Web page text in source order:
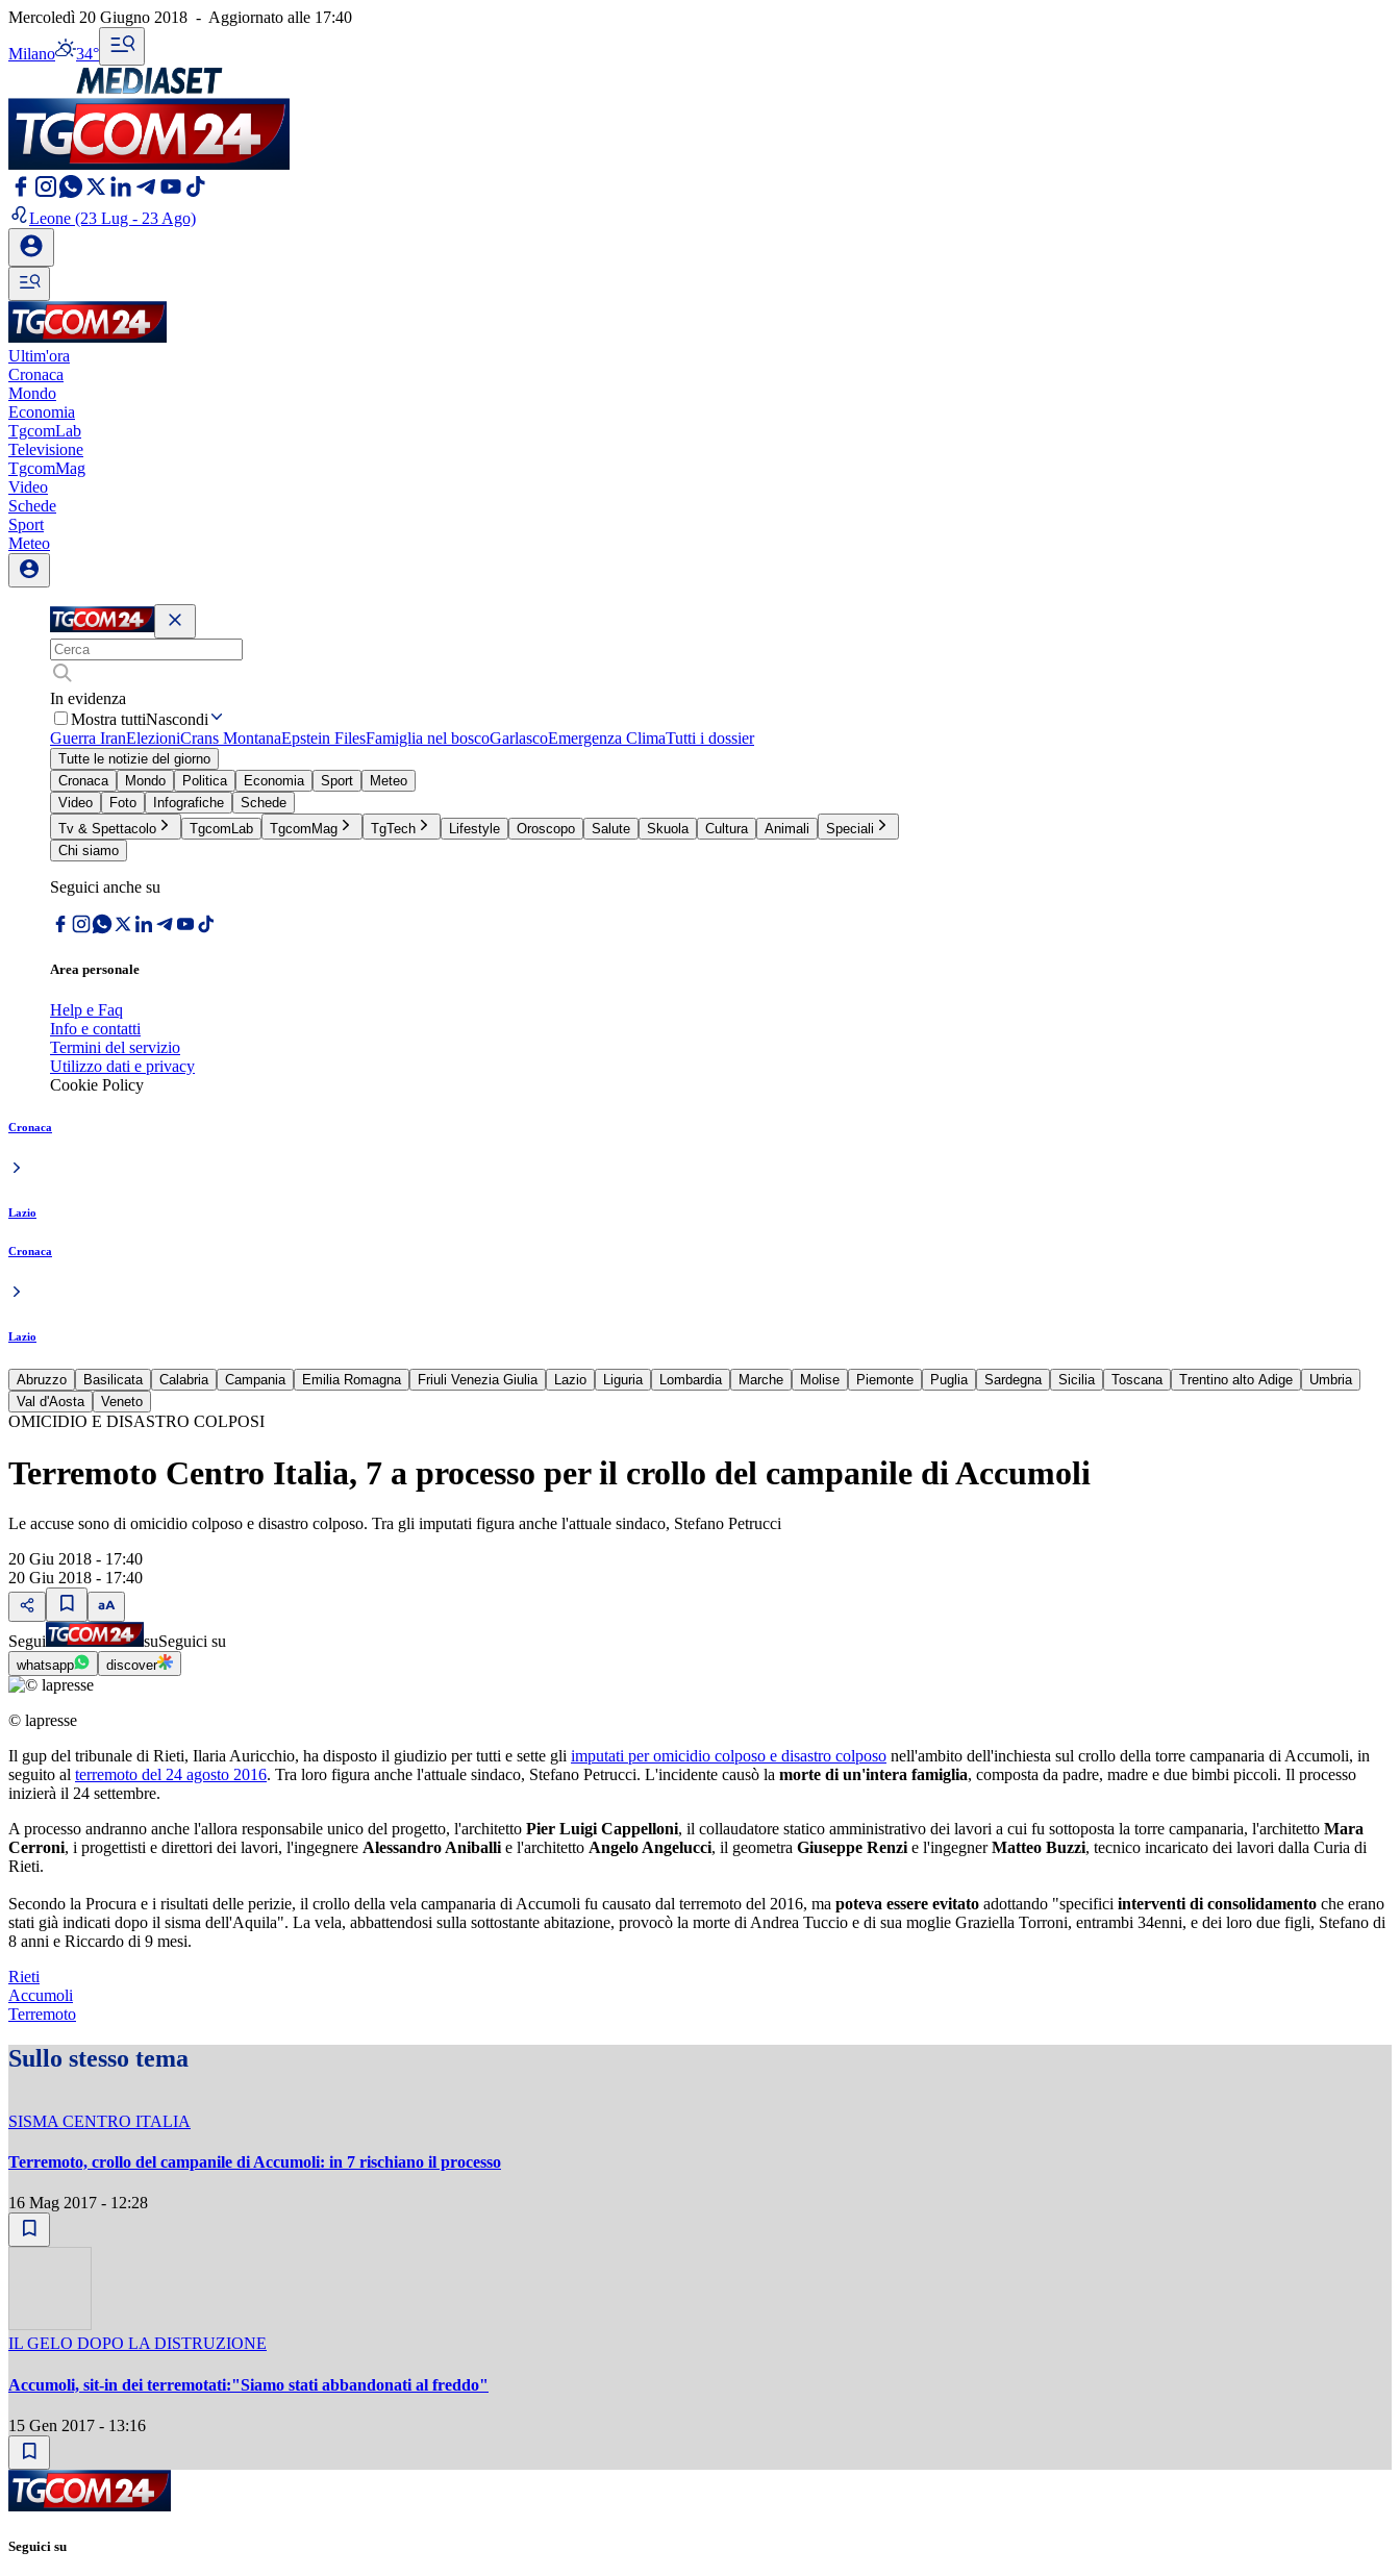
Mercoledì 20 Giugno 2018 - Aggiornato alle 17:40
Milano 34°
Leone (23 Lug - 23 Ago)
Ultim'ora
Cronaca
Mondo
Economia
TgcomLab
Televisione
TgcomMag
Video
Schede
Sport
Meteo
In evidenza
Mostra tuttiNascondi
Guerra IranElezioniCrans MontanaEpstein FilesFamiglia nel boscoGarlascoEmergenza ClimaTutti i dossier
Tutte le notizie del giorno
Cronaca
Mondo Politica Economia Sport
Meteo
Video
Foto Infografiche
Schede
Tv & Spettacolo
TgcomLab TgcomMag TgTech Lifestyle Oroscopo Salute Skuola Cultura Animali
Speciali
Chi siamo
Seguici anche su
Area personale
Help e Faq
Info e contatti
Termini del servizio
Utilizzo dati e privacy
Cookie Policy
Cronaca
Lazio
Cronaca
Lazio
Abruzzo Basilicata Calabria Campania Emilia Romagna Friuli Venezia Giulia Lazio Liguria Lombardia Marche Molise Piemonte Puglia Sardegna Sicilia Toscana Trentino alto Adige
Umbria
Val d'Aosta
Veneto
OMICIDIO E DISASTRO COLPOSI
Terremoto Centro Italia, 7 a processo per il crollo del campanile di Accumoli
Le accuse sono di omicidio colposo e disastro colposo. Tra gli imputati figura anche l'attuale sindaco, Stefano Petrucci
20 Giu 2018 - 17:40
20 Giu 2018 - 17:40
Segui suSeguici su
whatsapp discover
© lapresse
Il gup del tribunale di Rieti, Ilaria Auricchio, ha disposto il giudizio per tutti e sette gli imputati per omicidio colposo e disastro colposo nell'ambito dell'inchiesta sul crollo della torre campanaria di Accumoli, in
seguito al terremoto del 24 agosto 2016. Tra loro figura anche l'attuale sindaco, Stefano Petrucci. L'incidente causò la morte di un'intera famiglia, composta da padre, madre e due bimbi piccoli. Il processo
inizierà il 24 settembre.
A processo andranno anche l'allora responsabile unico del progetto, l'architetto Pier Luigi Cappelloni, il collaudatore statico amministrativo dei lavori a cui fu sottoposta la torre campanaria, l'architetto Mara
Cerroni, i progettisti e direttori dei lavori, l'ingegnere Alessandro Aniballi e l'architetto Angelo Angelucci, il geometra Giuseppe Renzi e l'ingegnerMatteo Buzzi, tecnico incaricato dei lavori dalla Curia di
Rieti.
Secondo la Procura e i risultati delle perizie, il crollo della vela campanaria di Accumoli fu causato dal terremoto del 2016, ma poteva essere evitato adottando "specifici interventi di consolidamento che erano
stati già indicati dopo il sisma dell'Aquila". La vela, abbattendosi sulla sottostante abitazione, provocò la morte di Andrea Tuccio e di sua moglie Graziella Torroni, entrambi 34enni, e dei loro due figli, Stefano di
8 anni e Riccardo di 9 mesi.
Rieti
Accumoli
Terremoto
Sullo stesso tema
SISMA CENTRO ITALIA
Terremoto, crollo del campanile di Accumoli: in 7 rischiano il processo
16 Mag 2017 - 12:28
IL GELO DOPO LA DISTRUZIONE
Accumoli, sit-in dei terremotati:"Siamo stati abbandonati al freddo"
15 Gen 2017 - 13:16
Seguici su